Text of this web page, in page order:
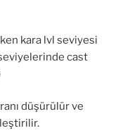
kara lvl seviyesi
cast
düşürülür ve